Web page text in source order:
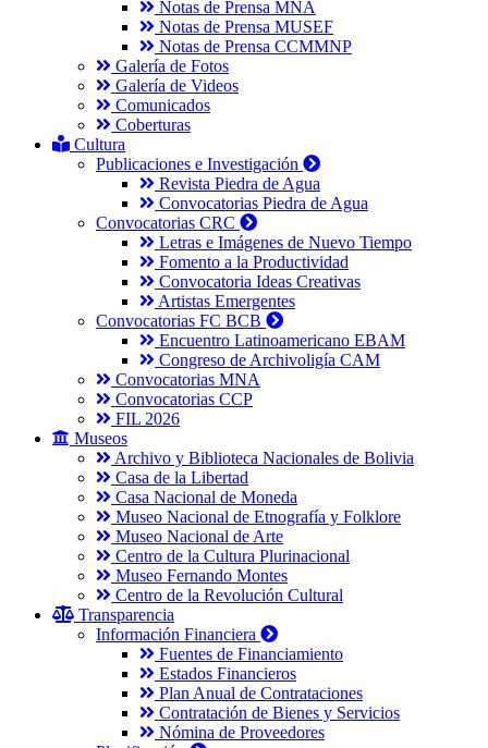
Notas de Prensa MNA
Notas de Prensa MUSEF
Notas de Prensa CCMMNP
Galería de Fotos
Galería de Videos
Comunicados
Coberturas
Cultura
Publicaciones e Investigación
Revista Piedra de Agua
Convocatorias Piedra de Agua
Convocatorias CRC
Letras e Imágenes de Nuevo Tiempo
Fomento a la Productividad
Convocatoria Ideas Creativas
Artistas Emergentes
Convocatorias FC BCB
Encuentro Latinoamericano EBAM
Congreso de Archivoligía CAM
Convocatorias MNA
Convocatorias CCP
FIL 2026
Museos
Archivo y Biblioteca Nacionales de Bolivia
Casa de la Libertad
Casa Nacional de Moneda
Museo Nacional de Etnografía y Folklore
Museo Nacional de Arte
Centro de la Cultura Plurinacional
Museo Fernando Montes
Centro de la Revolución Cultural
Transparencia
Información Financiera
Fuentes de Financiamiento
Estados Financieros
Plan Anual de Contrataciones
Contratación de Bienes y Servicios
Nómina de Proveedores